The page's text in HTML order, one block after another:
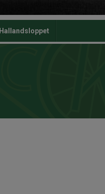
Hallandsloppet